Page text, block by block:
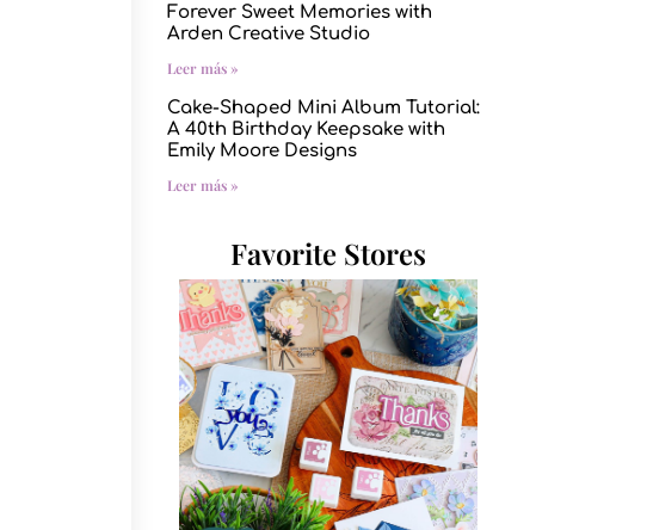
Forever Sweet Memories with
Arden Creative Studio
Leer más »
Cake-Shaped Mini Album Tutorial:
A 40th Birthday Keepsake with
Emily Moore Designs
Leer más »
Favorite Stores